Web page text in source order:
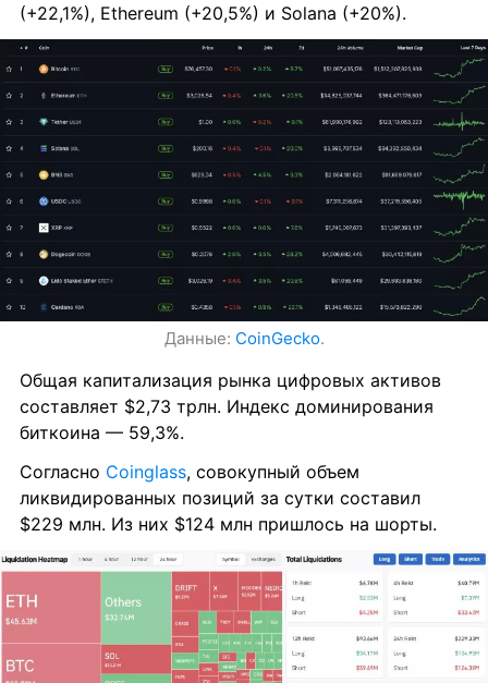
(+22,1%), Ethereum (+20,5%) и Solana (+20%).
Данные: CoinGecko.
Общая капитализация рынка цифровых активов
составляет $2,73 трлн. Индекс доминирования
биткоина — 59,3%.
Согласно Coinglass, совокупный объем
ликвидированных позиций за сутки составил
$229 млн. Из них $124 млн пришлось на шорты.